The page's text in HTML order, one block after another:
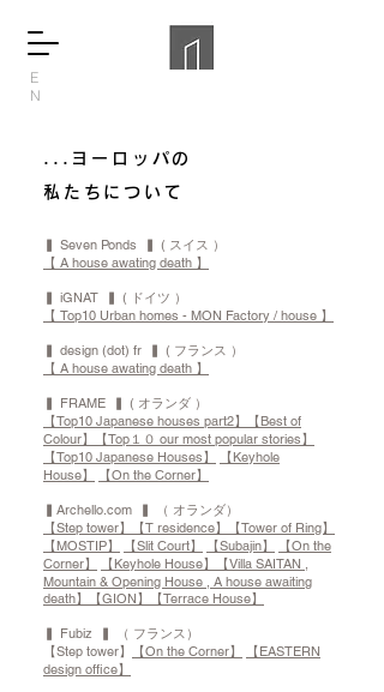
E
N
...ヨーロッパの
私たちについて
▍ Seven Ponds ▍ ( スイス ）
【 A house awating death 】
▍ iGNAT ▍ ( ドイツ ）
【 Top10 Urban homes - MON Factory / house 】
▍ design (dot) fr ▍ ( フランス ）
【 A house awating death 】
▍ FRAME ▍ ( オランダ ）
【Top10 Japanese houses part2】
【Best of
Colour】
【Top１０ our most popular stories】
【Top10 Japanese Houses】
【Keyhole
House】
【On the Corner】
▍Archello.com ▍ （ オランダ）
【Step tower】
【T residence】
【Tower of Ring】
【MOSTIP】
【Slit Court】 【Subajin】
【On the
Corner】
【Keyhole House】
【Villa SAITAN ,
Mountain & Opening House , A house awaiting
death】
【GION】 【Terrace House】
▍ Fubiz ▍ （ フランス）
【Step tower】
【On the Corner】
【EASTERN
design office】